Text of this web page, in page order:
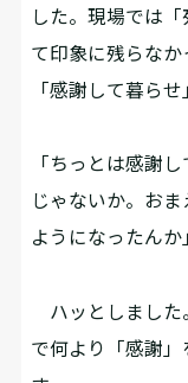
した。現場では
て印象に残らな
「感謝して暮ら
「ちっとは感謝
じゃないか。お
ようになったんか
ハッとしました
で何より「感謝